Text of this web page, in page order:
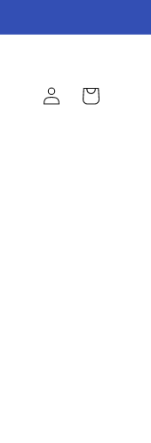
Iniciar
sesión
Carrito